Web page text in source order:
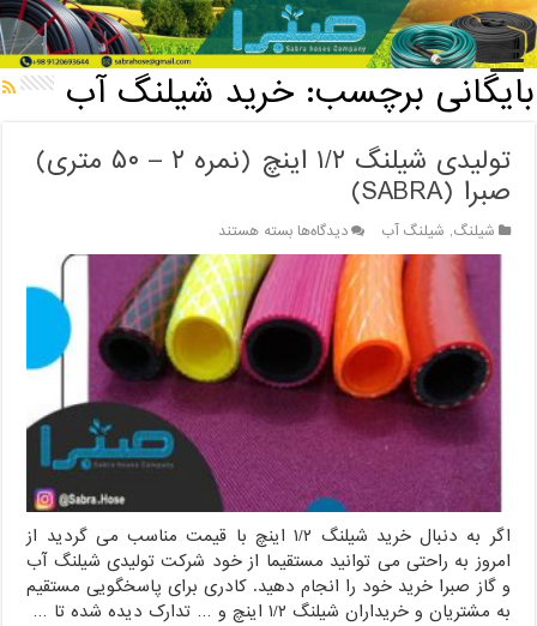
خانه / بایگانی برچسب: خرید شیلنگ آب
بایگانی برچسب:خرید شیلنگ آب
تولیدی شیلنگ ۱/۲ اینچ (نمره ۲ – ۵۰ متری)
صبرا (SABRA)
شیلنگ, شیلنگ آب دیدگاه‌هابرای
تولیدی
شیلنگ
اینچ
–
متری)
صبرا
(SABRA)
بسته هستند
اگر به دنبال خرید شیلنگ ۱/۲ اینچ با قیمت مناسب می گردید از
امروز به راحتی می توانید مستقیما از خود شرکت تولیدی شیلنگ آب
و گاز صبرا خرید خود را انجام دهید. کادری برای پاسخگویی مستقیم
به مشتریان و خریداران شیلنگ ۱/۲ اینچ و … تدارک دیده شده تا …